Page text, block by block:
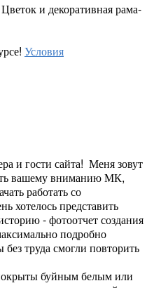
и декоративная рама-
Условия
и гости сайта! Меня зовут
вашему вниманию МК,
работать со
хотелось представить
- фотоотчет создания
подробно
труда смогли повторить
буйным белым или